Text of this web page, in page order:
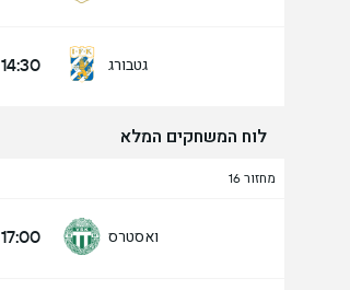
גטבורג 14:30
לוח המשחקים המלא
מחזור 16
ואסטרס 17:00